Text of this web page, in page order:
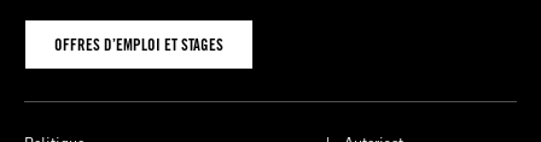
OFFRES D’EMPLOI ET STAGES